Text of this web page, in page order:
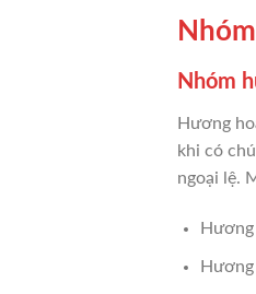
Nhóm
Hương
khi có
ngoại lệ.